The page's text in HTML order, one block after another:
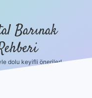
Barınak
dolu keyifli öneriler!